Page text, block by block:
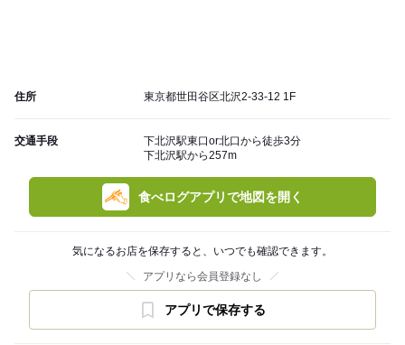
住所 東京都世田谷区北沢2-33-12 1F
交通手段
下北沢駅東口or北口から徒歩3分
下北沢駅から257m
食べログアプリで地図を開く
気になるお店を保存すると、いつでも確認できます。
アプリなら会員登録なし
アプリで保存する